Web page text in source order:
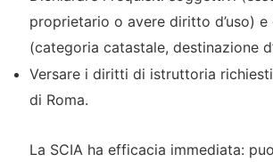
proprietario o avere diritto d’uso)
(categoria catastale, destinazione
Versare i diritti di istruttoria
di Roma.
La SCIA ha efficacia immediata: